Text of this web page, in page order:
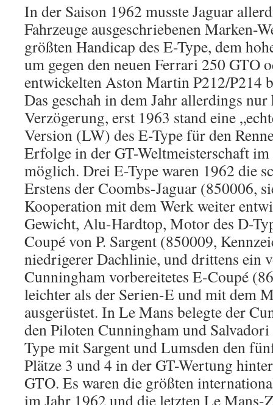
In der Saison 1962 musste Jaguar
Fahrzeuge ausgeschriebenen Marken-
größten Handicap des E-Type, dem
um gegen den neuen Ferrari 250 GTO
entwickelten Aston Martin P212/P214
Das geschah in dem Jahr allerdings
Verzögerung, erst 1963 stand eine
Version (LW) des E-Type für den
Erfolge in der GT-Weltmeisterschaft
möglich. Drei E-Type waren 1962 die
Erstens der Coombs-Jaguar (850006,
Kooperation mit dem Werk weiter
Gewicht, Alu-Hardtop, Motor des D-
Coupé von P. Sargent (850009,
niedrigerer Dachlinie, und drittens ein
Cunningham vorbereitetes E-Coupé
leichter als der Serien-E und mit dem
ausgerüstet. In Le Mans belegte der
den Piloten Cunningham und
Type mit Sargent und Lumsden den
Plätze 3 und 4 in der GT-Wertung
GTO. Es waren die größten
im Jahr 1962 und die letzten Le Mans-